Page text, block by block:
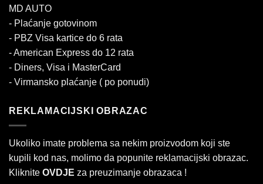
MD AUTO
- Plaćanje gotovinom
- PBZ Visa kartice do 6 rata
- American Express do 12 rata
- Diners, Visa i MasterCard
- Virmansko plaćanje ( po ponudi)
REKLAMACIJSKI OBRAZAC
Ukoliko imate problema sa nekim proizvodom koji ste
kupili kod nas, molimo da popunite reklamacijski obrazac.
Kliknite OVDJE za preuzimanje obrazaca !